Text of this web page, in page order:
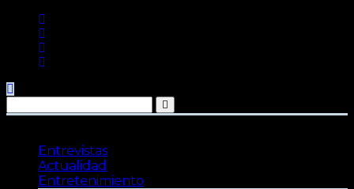
contenido
Entrevistas
Actualidad
Entretenimiento